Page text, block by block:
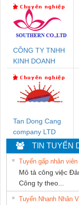
CÔNG TY TNHH
KINH DOANH
PHƯƠNG NAM
Tan Dong Cang
company LTD
TIN TUYỂN
Tuyển gấp nhân
Mô tả công việc
Công ty theo...
Tuyển Nhanh Nhân